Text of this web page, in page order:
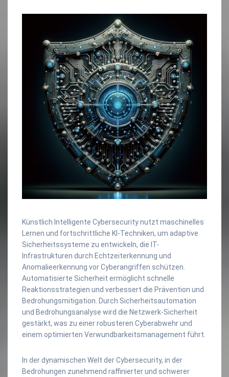
Künstlich Intelligente Cybersecurity nutzt maschinelles
Lernen und fortschrittliche KI-Techniken, um adaptive
Sicherheitssysteme zu entwickeln, die IT-
Infrastrukturen durch Echtzeiterkennung und
Anomalieerkennung vor Cyberangriffen schützen.
Automatisierte Sicherheit ermöglicht schnelle
Reaktionsstrategien und verbessert die Prävention und
Bedrohungsmitigation. Durch Sicherheitsautomation
und Bedrohungsanalyse wird die Netzwerk-Sicherheit
gestärkt, was zu einer robusteren Cyberabwehr und
einem optimierten Verwundbarkeitsmanagement führt.
In der dynamischen Welt der Cybersecurity, in der
Bedrohungen zunehmend raffinierter und schwerer